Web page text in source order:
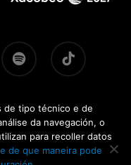
spotify tiktok
|Brandsite| Pasadas
· 2025
© 2026
de tipo técnico e de
da navegación, o
para recoller datos
de que maneira pode